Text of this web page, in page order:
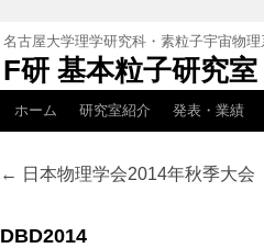
名古屋大学理学研究科・素粒子宇宙物理
F研 基本粒子研究室
ホーム 研究室紹介 発表・業績
← 日本物理学会2014年秋季大
DBD2014